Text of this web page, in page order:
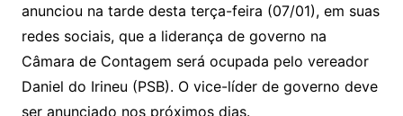
anunciou na tarde desta terça-feira (07/01), em suas
redes sociais, que a liderança de governo na
Câmara de Contagem será ocupada pelo vereador
Daniel do Irineu (PSB). O vice-líder de governo deve
ser anunciado nos próximos dias.